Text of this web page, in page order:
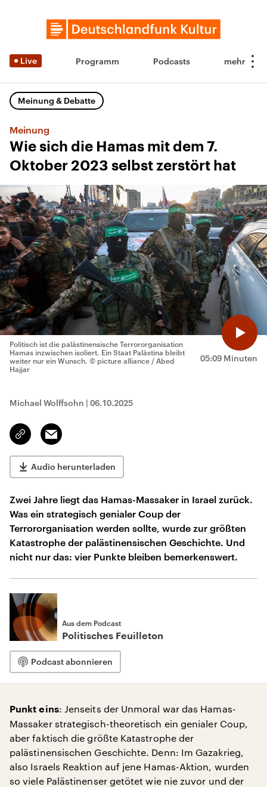
Live Programm Podcasts
Meinung & Debatte
Meinung
Wie sich die Hamas mit dem 7.
Oktober 2023 selbst zerstört hat
05:09 Minuten
Politisch ist die palästinensische Terrororganisation
Hamas inzwischen isoliert. Ein Staat Palästina bleibt
weiter nur ein Wunsch. © picture alliance / Abed
Hajjar
Michael Wolffsohn | 06.10.2025
Link
kopieren/teilen
Email
Audio herunterladen
Zwei Jahre liegt das Hamas-Massaker in Israel zurück.
Was ein strategisch genialer Coup der
Terrororganisation werden sollte, wurde zur größten
Katastrophe der palästinensischen Geschichte. Und
nicht nur das: vier Punkte bleiben bemerkenswert.
Aus dem Podcast
Politisches Feuilleton
Podcast abonnieren
Punkt eins: Jenseits der Unmoral war das Hamas-
Massaker strategisch-theoretisch ein genialer Coup,
aber faktisch die größte Katastrophe der
palästinensischen Geschichte. Denn: Im Gazakrieg,
also Israels Reaktion auf jene Hamas-Aktion, wurden
so viele Palästinenser getötet wie nie zuvor und der